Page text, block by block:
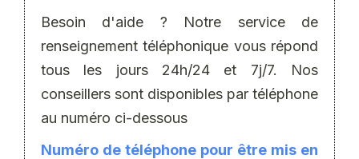
Besoin d'aide ? Notre service de
renseignement téléphonique vous répond
tous les jours 24h/24 et 7j/7. Nos
conseillers sont disponibles par téléphone
au numéro ci-dessous
Numéro de téléphone pour être mis en